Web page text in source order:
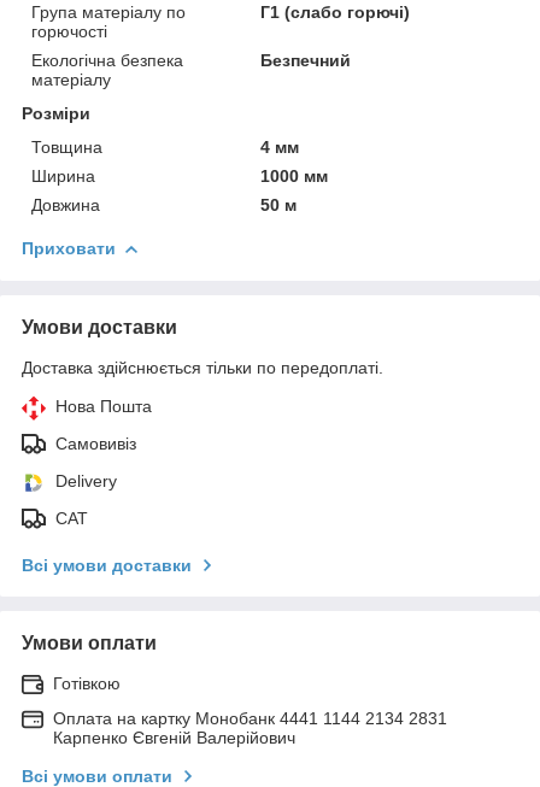
Група матеріалу по
горючості
Г1 (слабо горючі)
Екологічна безпека
матеріалу
Безпечний
Розміри
Товщина
4 мм
Ширина
1000 мм
Довжина
50 м
Приховати
Умови доставки
Доставка здійснюється тільки по передоплаті.
Нова Пошта
Самовивіз
Delivery
САТ
Всі умови доставки
Умови оплати
Готівкою
Оплата на картку Монобанк 4441 1144 2134 2831
Карпенко Євгеній Валерійович
Всі умови оплати